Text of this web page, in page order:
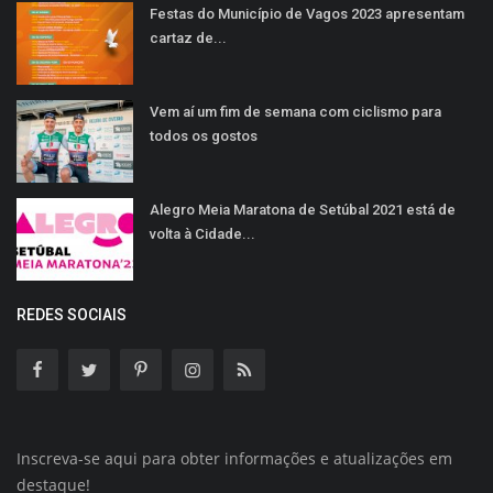
Festas do Município de Vagos 2023 apresentam
cartaz de...
Vem aí um fim de semana com ciclismo para
todos os gostos
Alegro Meia Maratona de Setúbal 2021 está de
volta à Cidade...
REDES SOCIAIS
Inscreva-se aqui para obter informações e atualizações em
destaque!